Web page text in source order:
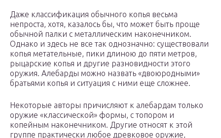
Даже классификация обычного копья весьма
непроста, хотя, казалось бы, что может быть проще
обычной палки с металлическим наконечником.
Однако и здесь не все так однозначно: существовали
копья метательные, пики длиною до пяти метров,
рыцарские копья и другие разновидности этого
оружия. Алебарды можно назвать «двоюродными»
братьями копья и ситуация с ними еще сложнее.
Некоторые авторы причисляют к алебардам только
оружие «классической» формы, с топором и
копейным наконечником. Другие относят к этой
группе практически любое древковое оружие,